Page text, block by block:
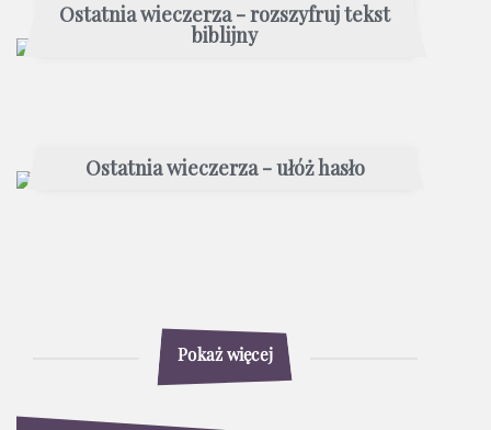
Ostatnia wieczerza - rozszyfruj tekst
biblijny
Ostatnia wieczerza - ułóż hasło
Pokaż więcej